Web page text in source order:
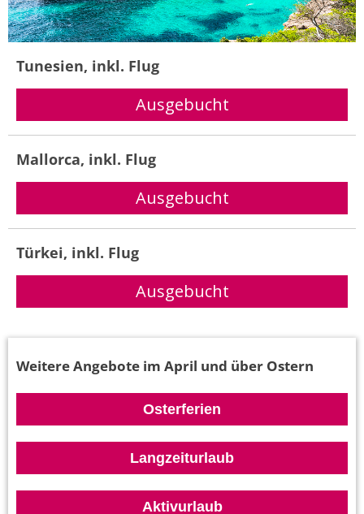
Tunesien, inkl. Flug
Mallorca, inkl. Flug
Türkei, inkl. Flug
Weitere Angebote im April und über Ostern
Osterferien
Langzeiturlaub
Aktivurlaub